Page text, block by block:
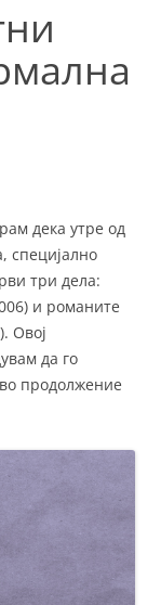
дека утре од
специјално
три дела:
и романите
Овој
да го
во продолжение